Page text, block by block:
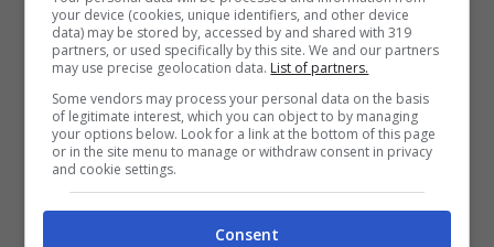
Potrebbe interessarti anche:Cucciolo
trovato in una shopper gialla a poche ore
dalla morte – VIDEO
your device (cookies, unique identifiers, and other device
data) may be stored by, accessed by and shared with 319
partners, or used specifically by this site. We and our partners
may use precise geolocation data. List of partners.
Some vendors may process your personal data on the basis
of legitimate interest, which you can object to by managing
your options below. Look for a link at the bottom of this page
or in the site menu to manage or withdraw consent in privacy
and cookie settings.
Consent